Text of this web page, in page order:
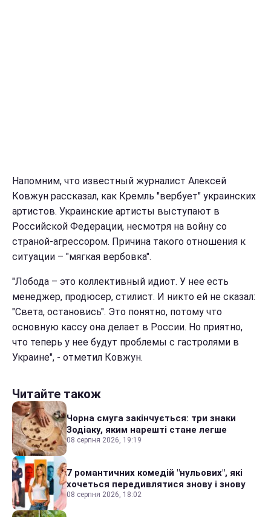
Напомним, что известный журналист Алексей
Ковжун рассказал, как Кремль "вербует" украинских
артистов. Украинские артисты выступают в
Российской Федерации, несмотря на войну со
страной-агрессором. Причина такого отношения к
ситуации – "мягкая вербовка".
"Лобода – это коллективный идиот. У нее есть
менеджер, продюсер, стилист. И никто ей не сказал:
"Света, остановись". Это понятно, потому что
основную кассу она делает в России. Но приятно,
что теперь у нее будут проблемы с гастролями в
Украине", - отметил Ковжун.
Читайте також
Чорна смуга закінчується: три знаки
Зодіаку, яким нарешті стане легше
08 серпня 2026, 19:19
7 романтичних комедій "нульових", які
хочеться передивлятися знову і знову
08 серпня 2026, 18:02